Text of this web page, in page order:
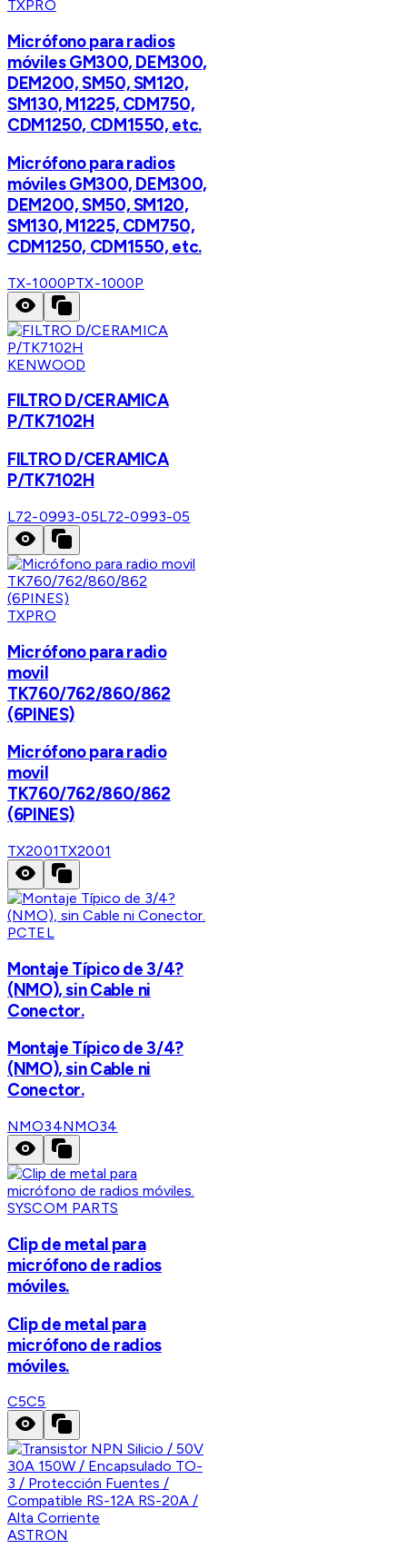
TXPRO
Micrófono para radios
móviles GM300, DEM300,
DEM200, SM50, SM120,
SM130, M1225, CDM750,
CDM1250, CDM1550, etc.
Micrófono para radios
móviles GM300, DEM300,
DEM200, SM50, SM120,
SM130, M1225, CDM750,
CDM1250, CDM1550, etc.
TX-1000PTX-1000P
KENWOOD
FILTRO D/CERAMICA
P/TK7102H
FILTRO D/CERAMICA
P/TK7102H
L72-0993-05L72-0993-05
TXPRO
Micrófono para radio
movil
TK760/762/860/862
(6PINES)
Micrófono para radio
movil
TK760/762/860/862
(6PINES)
TX2001TX2001
PCTEL
Montaje Típico de 3/4?
(NMO), sin Cable ni
Conector.
Montaje Típico de 3/4?
(NMO), sin Cable ni
Conector.
NMO34NMO34
SYSCOM PARTS
Clip de metal para
micrófono de radios
móviles.
Clip de metal para
micrófono de radios
móviles.
C5C5
ASTRON